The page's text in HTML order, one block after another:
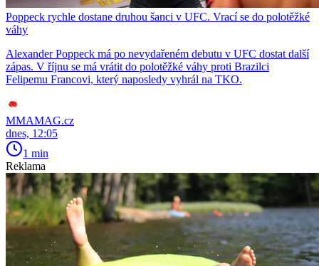
Poppeck rychle dostane druhou šanci v UFC. Vrací se do polotěžké
váhy
Alexander Poppeck má po nevydařeném debutu v UFC dostat další
zápas. V říjnu se má vrátit do polotěžké váhy proti Brazilci
Felipemu Francovi, který naposledy vyhrál na TKO.
MMAMAG.cz
dnes, 12:05
1 min
Reklama